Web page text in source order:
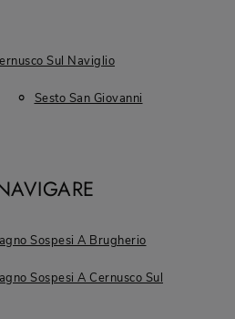
Sul Naviglio
Sesto San Giovanni
Sospesi A Brugherio
Sospesi A Cernusco Sul